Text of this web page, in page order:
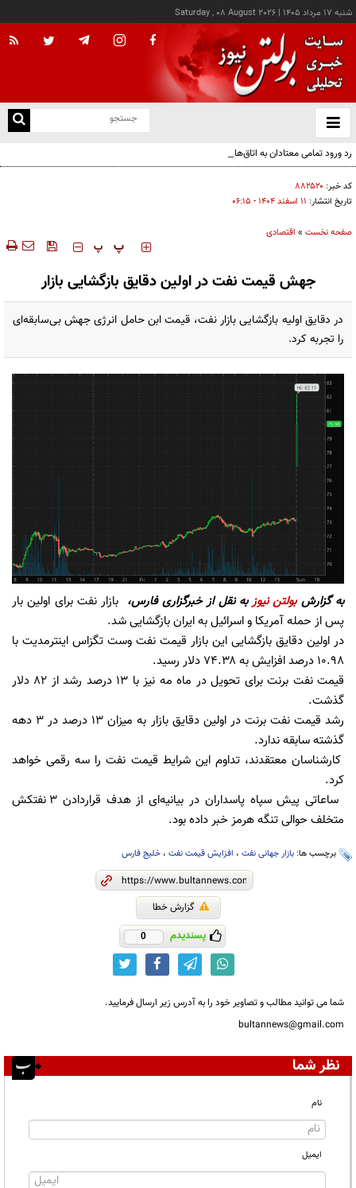
شنبه ۱۷ مرداد ۱۴۰۵ |
Saturday , 08 August 2026
باز
و
رد ورود تمامی معتادان به اتاق‌های مدیریت مصرف؛ شرایط خاص پذیرش
کد خبر: ۸۸۲۵۲۰
تاریخ انتشار: ۱۱ اسفند ۱۴۰۴ - ۰۶:۱۵
صفحه نخست » اقتصادی
‍‍‍ پ پ
جهش قیمت نفت در اولین دقایق بازگشایی بازار
در دقایق اولیه بازگشایی بازار نفت، قیمت ابن حامل انرژی جهش بی‌سابقه‌ای
را تجربه کرد.
به گزارشبولتن نیوزبه نقل ازخبرگزاری فارس، بازار نفت برای اولین بار
پس از حمله آمریکا و اسرائیل به ایران بازگشایی شد.
در اولین دقایق بازگشایی این بازار قیمت نفت وست تگزاس اینترمدیت با
۱۰.۹۸ درصد افزایش به ۷۴.۳۸ دلار رسید.
قیمت نفت برنت برای تحویل در ماه مه نیز با ۱۳ درصد رشد از ۸۲ دلار
گذشت.
رشد قیمت نفت برنت در اولین دقایق بازار به میزان ۱۳ درصد در ۳ دهه
گذشته سابقه ندارد.
کارشناسان معتقدند، تداوم این شرایط قیمت نفت را سه رقمی خواهد
کرد.
ساعاتی پیش سپاه پاسداران در بیانیه‌ای از هدف قراردادن ۳ نفتکش
متخلف حوالی تنگه هرمز خبر داده بود.
برچسب ها: بازار جهانی نفت ، افزایش قیمت نفت ، خلیج فارس
گزارش خطا
پسندیدم 0
شما می توانید مطالب و تصاویر خود را به آدرس زیر ارسال فرمایید.
bultannews@gmail.com
نظر شما
نام
ایمیل